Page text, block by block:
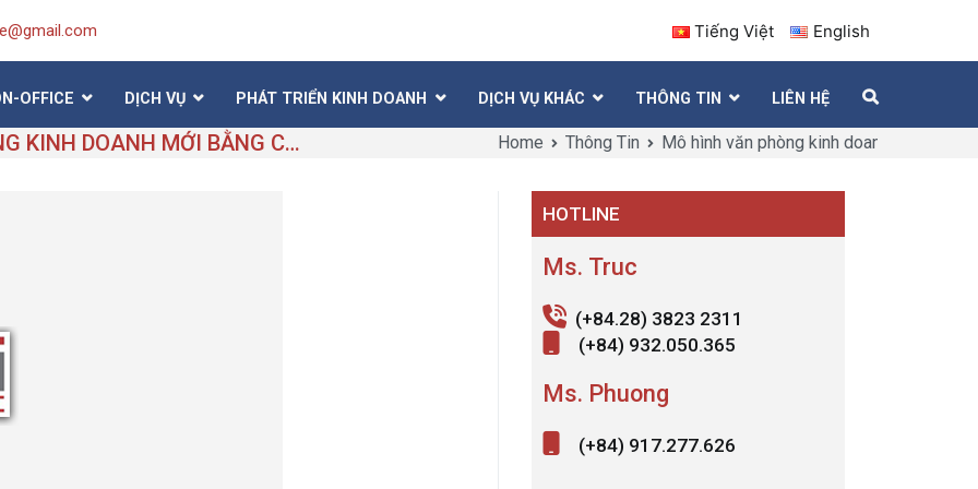
Tiếng Việt English
OFFICE DỊCH VỤ PHÁT TRIỂN KINH DOANH DỊCH VỤ KHÁC THÔNG TIN LIÊN HỆ
MÔ HÌNH VĂN PHÒNG KINH DOANH MỚI BẰNG CÁCH KẾT HỢP VỚI VĂN PHÒNG ẢO Home Thông Tin Mô hình văn phòng kinh doanh mới bằng
HOTLINE
Ms. Truc
(+84.28) 3823 2311
(+84) 932.050.365
Ms. Phuong
(+84) 917.277.626